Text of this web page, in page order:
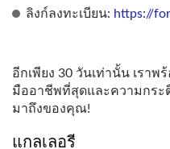
ลิงก์ลงทะเบียน: https://
อีกเพียง 30 วันเท่านั้น เรา
มืออาชีพที่สุดและความกระ
มาถึงของคุณ!
แกลเลอรี